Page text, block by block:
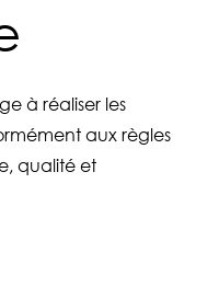
à réaliser les
aux règles
qualité et